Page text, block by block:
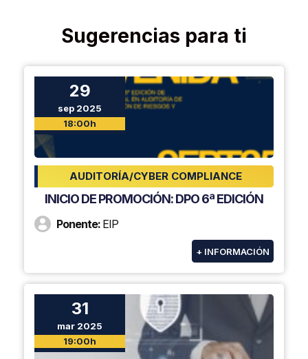
Sugerencias para ti
29
sep 2025
18:00h
AUDITORÍA/CYBER COMPLIANCE
INICIO DE PROMOCIÓN: DPO 6ª EDICIÓN
Ponente: EIP
+ INFORMACIÓN
31
mar 2025
19:00h